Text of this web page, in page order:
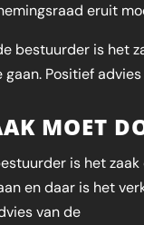
eruit
bestuurder is het
gaan. Positief advies
MOET
is het zaak
en daar is het
van de